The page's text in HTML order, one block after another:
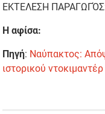
ΕΚΤΕΛΕΣΗ ΠΑΡΑΓΩΓΌΣ:
Η αφίσα:
Πηγή: Ναύπακτος:
ιστορικού